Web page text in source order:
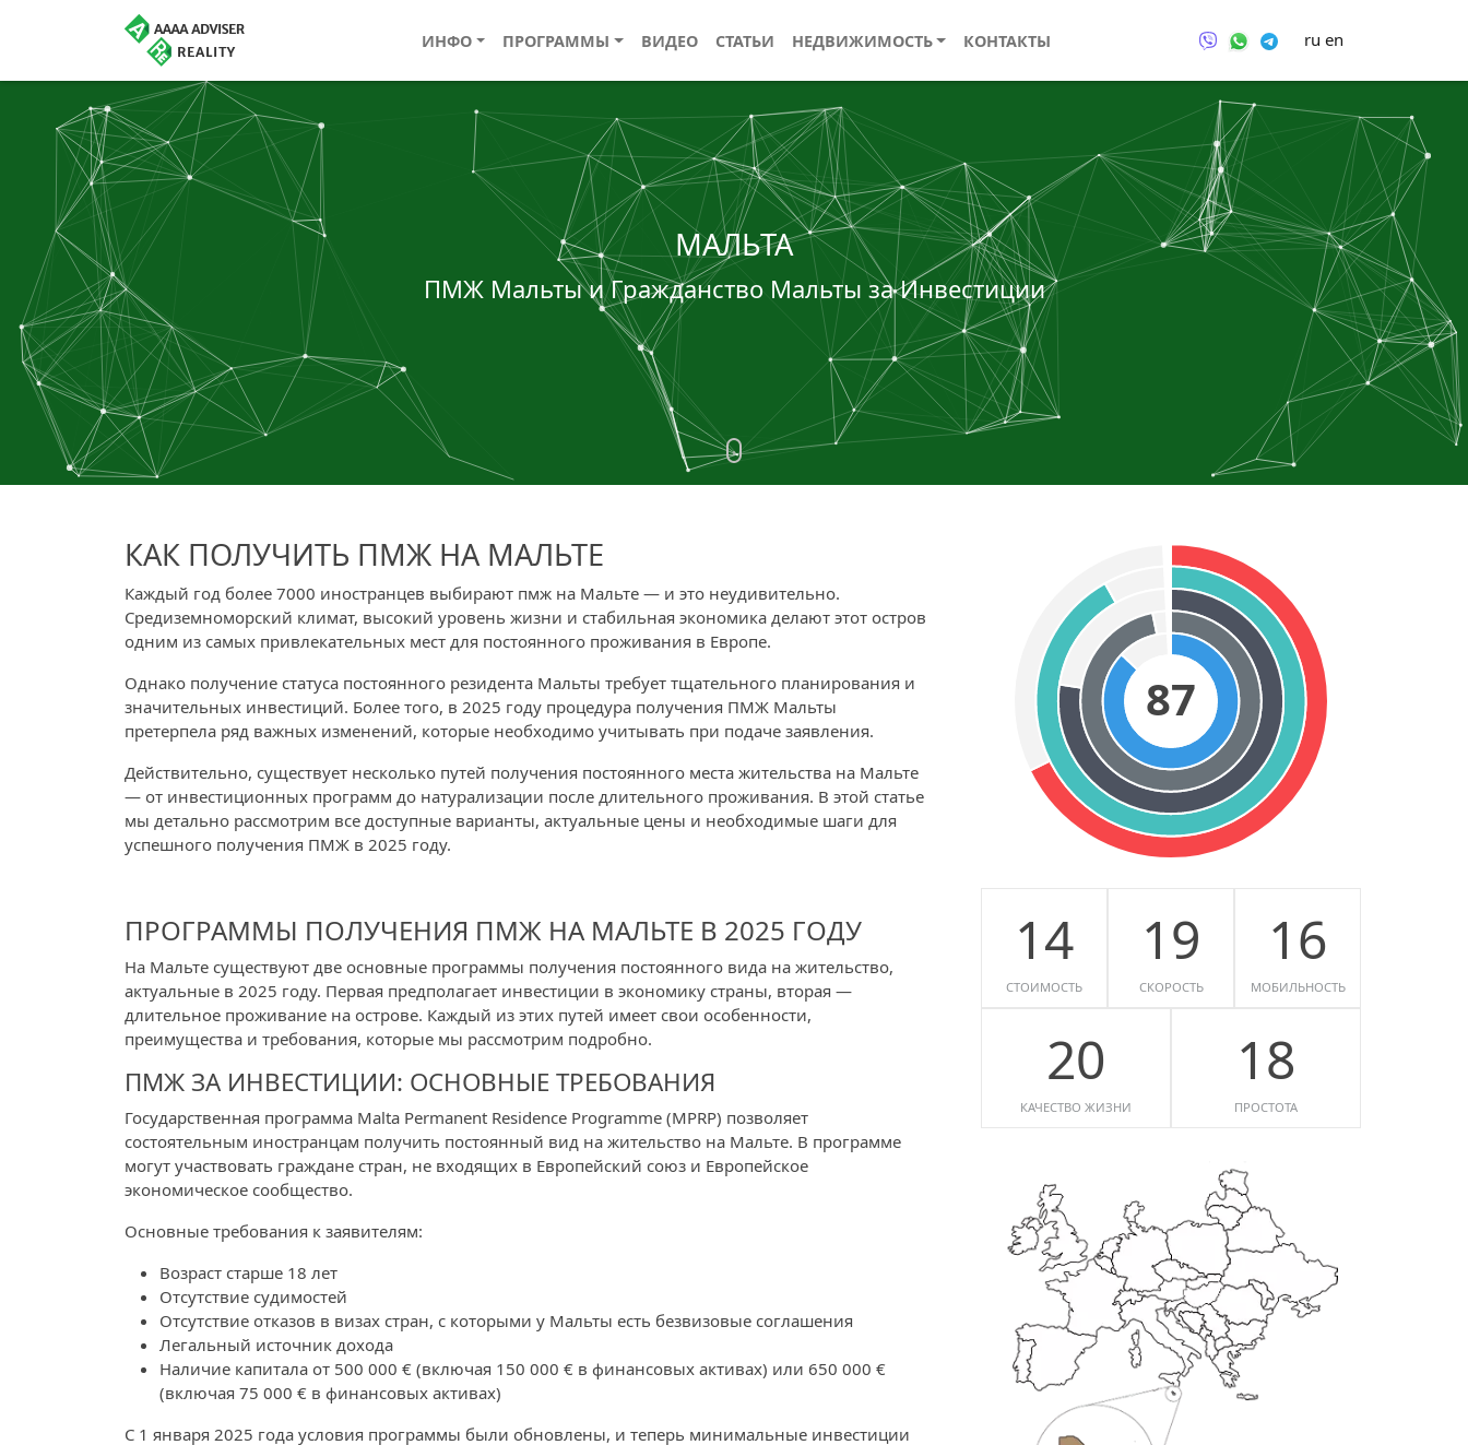
ИНФО ПРОГРАММЫ ВИДЕО СТАТЬИ НЕДВИЖИМОСТЬ КОНТАКТЫ ru en
МАЛЬТА
ПМЖ Мальты и Гражданство Мальты за Инвестиции
КАК ПОЛУЧИТЬ ПМЖ НА МАЛЬТЕ
Каждый год более 7000 иностранцев выбирают пмж на Мальте — и это неудивительно.
Средиземноморский климат, высокий уровень жизни и стабильная экономика делают этот остров
одним из самых привлекательных мест для постоянного проживания в Европе.
Однако получение статуса постоянного резидента Мальты требует тщательного планирования и
значительных инвестиций. Более того, в 2025 году процедура получения ПМЖ Мальты
претерпела ряд важных изменений, которые необходимо учитывать при подаче заявления.
Действительно, существует несколько путей получения постоянного места жительства на Мальте
— от инвестиционных программ до натурализации после длительного проживания. В этой статье
мы детально рассмотрим все доступные варианты, актуальные цены и необходимые шаги для
успешного получения ПМЖ в 2025 году.
ПРОГРАММЫ ПОЛУЧЕНИЯ ПМЖ НА МАЛЬТЕ В 2025 ГОДУ
На Мальте существуют две основные программы получения постоянного вида на жительство,
актуальные в 2025 году. Первая предполагает инвестиции в экономику страны, вторая —
длительное проживание на острове. Каждый из этих путей имеет свои особенности,
преимущества и требования, которые мы рассмотрим подробно.
ПМЖ ЗА ИНВЕСТИЦИИ: ОСНОВНЫЕ ТРЕБОВАНИЯ
Государственная программа Malta Permanent Residence Programme (MPRP) позволяет
состоятельным иностранцам получить постоянный вид на жительство на Мальте. В программе
могут участвовать граждане стран, не входящих в Европейский союз и Европейское
экономическое сообщество.
Основные требования к заявителям:
Возраст старше 18 лет
Отсутствие судимостей
Отсутствие отказов в визах стран, с которыми у Мальты есть безвизовые соглашения
Легальный источник дохода
Наличие капитала от 500 000 € (включая 150 000 € в финансовых активах) или 650 000 €
(включая 75 000 € в финансовых активах)
С 1 января 2025 года условия программы были обновлены, и теперь минимальные инвестиции
87
14
СТОИМОСТЬ
19
СКОРОСТЬ
16
МОБИЛЬНОСТЬ
20
КАЧЕСТВО ЖИЗНИ
18
ПРОСТОТА